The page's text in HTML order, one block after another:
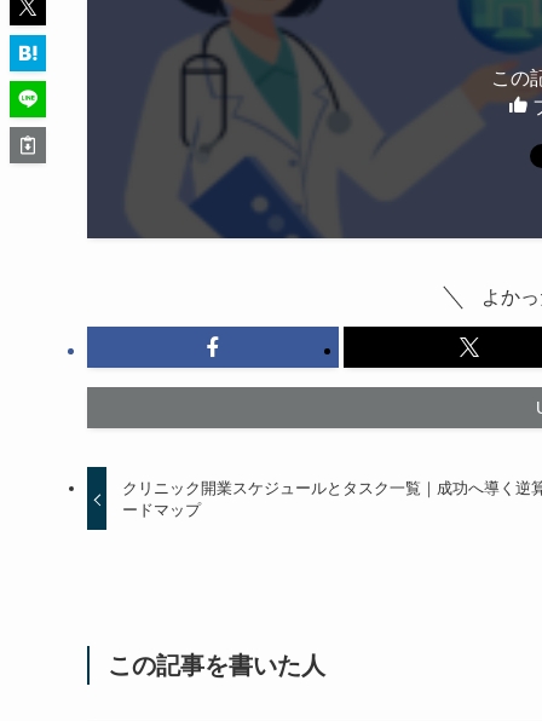
この
よか
クリニック開業スケジュールとタスク一覧｜成功へ導く逆
ードマップ
この記事を書いた人